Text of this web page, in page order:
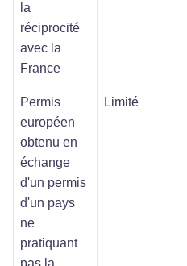
la
réciprocité
avec la
France
Permis
européen
obtenu en
échange
d'un permis
d'un pays
ne
pratiquant
pas la
Limité